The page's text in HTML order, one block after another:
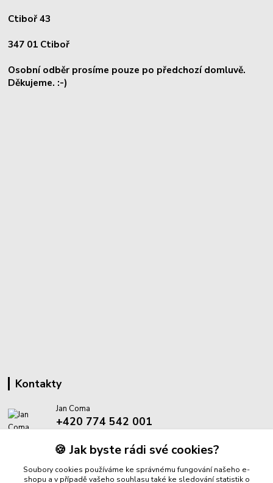
Ctiboř 43
347 01 Ctiboř
Osobní odběr prosíme pouze po předchozí domluvě.
Děkujeme. :-)
Kontakty
Jan Coma
+420 774 542 001
info@proantik.cz🍪 Jak byste rádi své cookies?
Soubory cookies používáme ke správnému fungování našeho e-
shopu a v případě vašeho souhlasu také ke sledování statistik o